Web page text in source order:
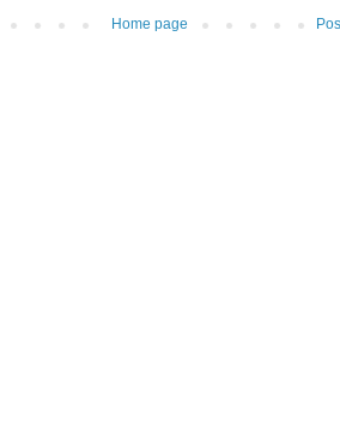
Home page